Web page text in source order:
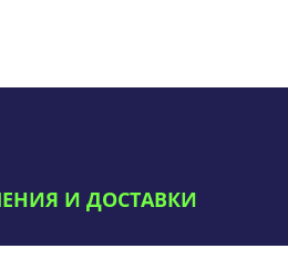
И ДОСТАВКИ